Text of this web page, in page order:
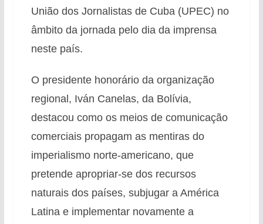
União dos Jornalistas de Cuba (UPEC) no
âmbito da jornada pelo dia da imprensa
neste país.
O presidente honorário da organização
regional, Iván Canelas, da Bolívia,
destacou como os meios de comunicação
comerciais propagam as mentiras do
imperialismo norte-americano, que
pretende apropriar-se dos recursos
naturais dos países, subjugar a América
Latina e implementar novamente a